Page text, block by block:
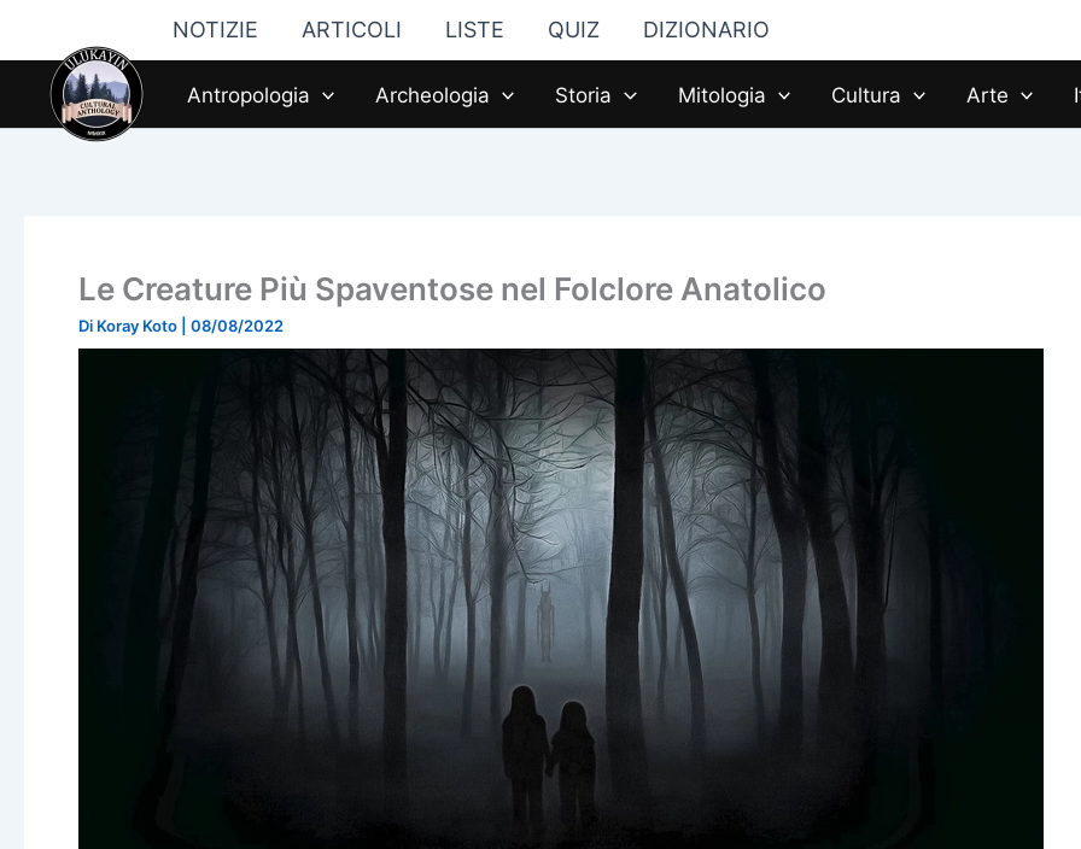
contenuto
NOTIZIE ARTICOLI LISTE QUIZ DIZIONARIO
Antropologia Archeologia Storia Mitologia Cultura Arte
Le Creature Più Spaventose nel Folclore Anatolico
Di Koray Koto 08/08/2022